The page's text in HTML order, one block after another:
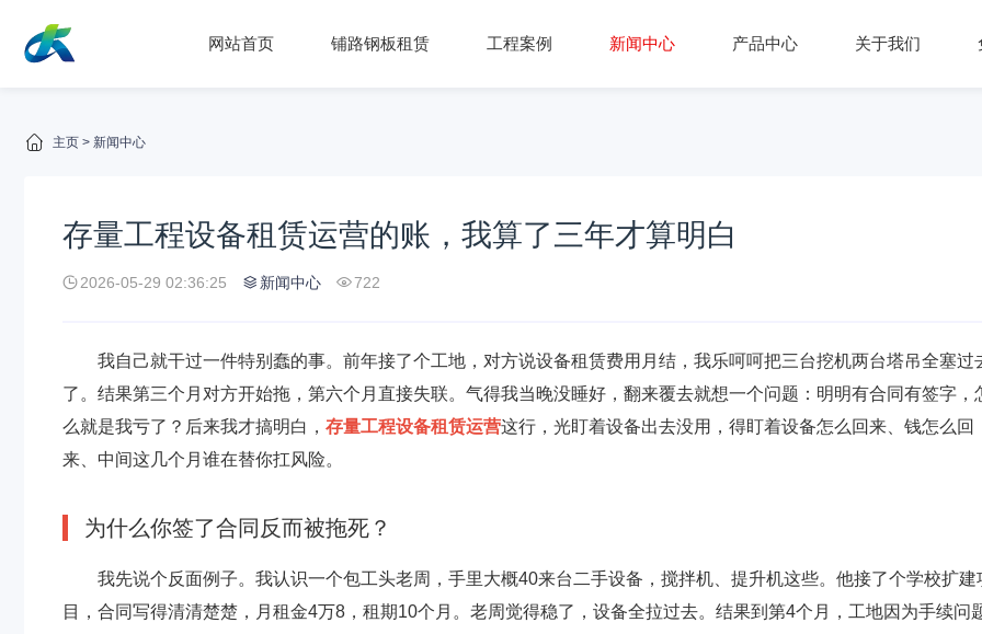
网站首页 铺路钢板租赁 工程案例 新闻中心 产品中心 关于我们
主页 > 新闻中心
存量工程设备租赁运营的账，我算了三年才算明白
2026-05-29 02:36:25 新闻中心 722
我自己就干过一件特别蠢的事。前年接了个工地，对方说设备租赁费用月结，我乐呵呵把三台挖机两台塔吊全塞过
了。结果第三个月对方开始拖，第六个月直接失联。气得我当晚没睡好，翻来覆去就想一个问题：明明有合同有签字，
么就是我亏了？后来我才搞明白， 存量工程设备租赁运营这行，光盯着设备出去没用，得盯着设备怎么回来、钱怎么回
来、中间这几个月谁在替你扛风险。
为什么你签了合同反而被拖死？
我先说个反面例子。我认识一个包工头老周，手里大概40来台二手设备，搅拌机、提升机这些。他接了个学校扩建
目，合同写得清清楚楚，月租金4万8，租期10个月。老周觉得稳了，设备全拉过去。结果到第4个月，工地因为手续问